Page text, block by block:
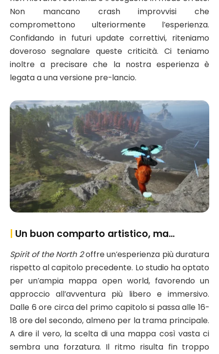
Non mancano crash improvvisi che
compromettono ulteriormente l’esperienza.
Confidando in futuri update correttivi, riteniamo
doveroso segnalare queste criticità. Ci teniamo
inoltre a precisare che la nostra esperienza è
legata a una versione pre-lancio.
| Un buon comparto artistico, ma…
Spirit of the North 2offre un’esperienza più duratura
rispetto al capitolo precedente. Lo studio ha optato
per un’ampia mappa open world, favorendo un
approccio all’avventura più libero e immersivo.
Dalle 6 ore circa del primo capitolo si passa alle 16-
18 ore del secondo, almeno per la trama principale.
A dire il vero, la scelta di una mappa così vasta ci
sembra una forzatura. Il ritmo risulta fin troppo